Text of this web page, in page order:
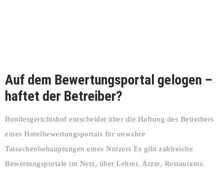
Auf dem Bewertungsportal gelogen –
haftet der Betreiber?
Bundesgerichtshof entscheidet über die Haftung des Betreibers
eines Hotelbewertungsportals für unwahre
Tatsachenbehauptungen eines Nutzers Es gibt zahlreiche
Bewertungsportale im Netz, über Lehrer, Ärzte, Restaurants